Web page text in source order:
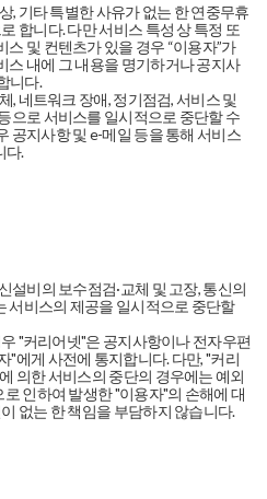
, 기타 특별한 사유가 없는 한 연중무휴
합니다. 다만 서비스 특성 상 특정 또
및 컨텐츠가 있을 경우 “이용자”가
스 내에 그 내용을 명기하거나 공지사
니다.
, 네트워크 장애, 정기점검, 서비스 및
으로 서비스를 일시적으로 중단할 수
공지사항 및 e-메일 등을 통해 서비스
다.
설비의 보수점검·교체 및 고장, 통신의
서비스의 제공을 일시적으로 중단할
"커리어넷"은 공지사항이나 전자우편
"에게 사전에 통지합니다. 다만, "커리
의한 서비스의 중단의 경우에는 예외
인하여 발생한 "이용자"의 손해에 대
없는 한 책임을 부담하지 않습니다.